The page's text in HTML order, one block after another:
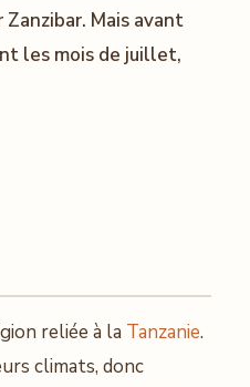
Mais avant
les mois de juillet,
reliée à la Tanzanie.
climats, donc